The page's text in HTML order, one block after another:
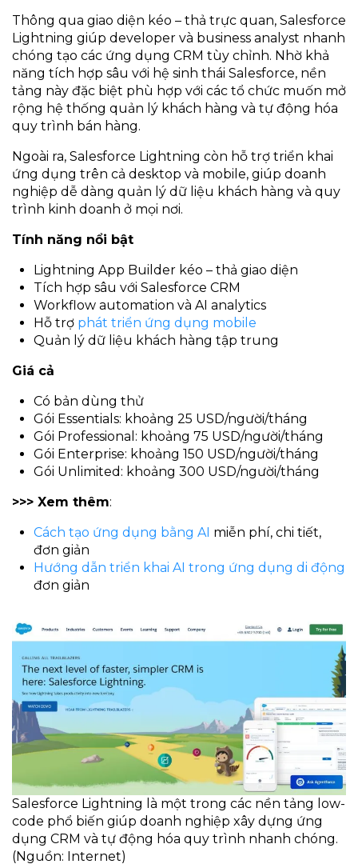
Thông qua giao diện kéo – thả trực quan, Salesforce
Lightning giúp developer và business analyst nhanh
chóng tạo các ứng dụng CRM tùy chỉnh. Nhờ khả
năng tích hợp sâu với hệ sinh thái Salesforce, nền
tảng này đặc biệt phù hợp với các tổ chức muốn mở
rộng hệ thống quản lý khách hàng và tự động hóa
quy trình bán hàng.
Ngoài ra, Salesforce Lightning còn hỗ trợ triển khai
ứng dụng trên cả desktop và mobile, giúp doanh
nghiệp dễ dàng quản lý dữ liệu khách hàng và quy
trình kinh doanh ở mọi nơi.
Tính năng nổi bật
Lightning App Builder kéo – thả giao diện
Tích hợp sâu với Salesforce CRM
Workflow automation và AI analytics
Hỗ trợ phát triển ứng dụng mobile
Quản lý dữ liệu khách hàng tập trung
Giá cả
Có bản dùng thử
Gói Essentials: khoảng 25 USD/người/tháng
Gói Professional: khoảng 75 USD/người/tháng
Gói Enterprise: khoảng 150 USD/người/tháng
Gói Unlimited: khoảng 300 USD/người/tháng
>>> Xem thêm:
Cách tạo ứng dụng bằng AI miễn phí, chi tiết,
đơn giản
Hướng dẫn triển khai AI trong ứng dụng di động
đơn giản
Salesforce Lightning là một trong các nền tảng low-
code phổ biến giúp doanh nghiệp xây dựng ứng
dụng CRM và tự động hóa quy trình nhanh chóng.
(Nguồn: Internet)